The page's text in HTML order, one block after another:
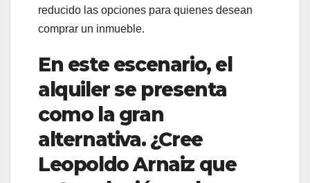
reducido las opciones para quienes desean
comprar un inmueble.
En este escenario, el
alquiler se presenta
como la gran
alternativa. ¿Cree
Leopoldo Arnaiz que